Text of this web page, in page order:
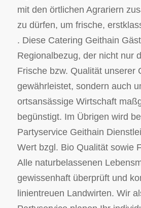
mit den örtlichen Agrariern
zu dürfen, um frische,
. Diese Catering Geithain
Regionalbezug, der nicht nur
Frische bzw. Qualität unserer
gewährleistet, sondern auch
ortsansässige Wirtschaft
begünstigt. Im Übrigen wird
Partyservice Geithain
Wert bzgl. Bio Qualität sowie
Alle naturbelassenen
gewissenhaft überprüft und
linientreuen Landwirten. Wir